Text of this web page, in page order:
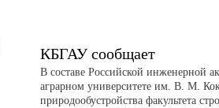
КБГАУ сообщает
В составе Российской инженерной
аграрном университете им. В. М.
природообустройства факультета